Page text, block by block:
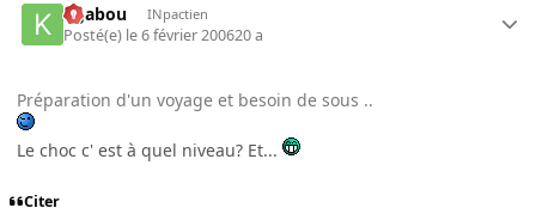
kgabou INpactien
Posté(e) le 6 février 200620 a
Préparation d'un voyage et besoin de sous ..
Le choc c' est à quel niveau? Et...
Citer